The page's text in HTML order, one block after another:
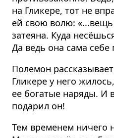
на Гликере, тот не
ей свою волю:
затеяна. Куда
Да ведь она сама себе
Полемон
Гликере у него
ее богатые наряды. И
подарил он!
Тем временем ничего